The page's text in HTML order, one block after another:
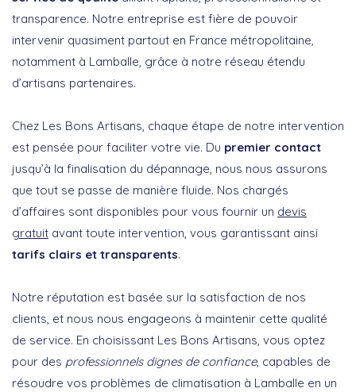
transparence. Notre entreprise est fière de pouvoir
intervenir quasiment partout en France métropolitaine,
notamment à Lamballe, grâce à notre réseau étendu
d’artisans partenaires.
Chez Les Bons Artisans, chaque étape de notre intervention
est pensée pour faciliter votre vie. Du premier contact
jusqu’à la finalisation du dépannage, nous nous assurons
que tout se passe de manière fluide. Nos chargés
d’affaires sont disponibles pour vous fournir un devis
gratuit avant toute intervention, vous garantissant ainsi
tarifs clairs et transparents.
Notre réputation est basée sur la satisfaction de nos
clients, et nous nous engageons à maintenir cette qualité
de service. En choisissant Les Bons Artisans, vous optez
pour des professionnels dignes de confiance, capables de
résoudre vos problèmes de climatisation à Lamballe en un